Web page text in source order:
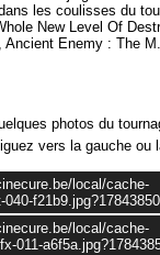
les coulisses du
New Level Of
Ancient Enemy : The
photos du
vers la gauche ou
local/cache-
local/cache-
011-